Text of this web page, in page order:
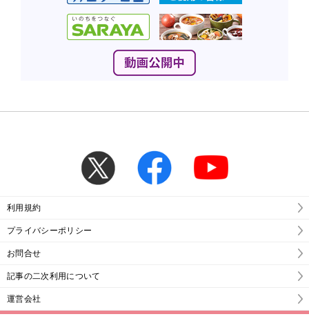
利用規約
プライバシーポリシー
お問合せ
記事の二次利用について
運営会社